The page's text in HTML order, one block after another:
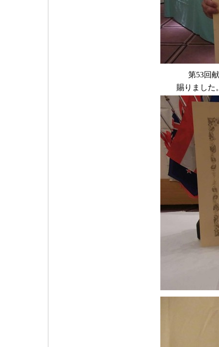
第53回
賜りました